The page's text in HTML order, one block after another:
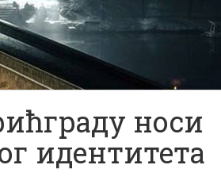
носи
идентитета